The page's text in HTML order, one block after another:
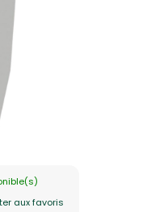
aux favoris